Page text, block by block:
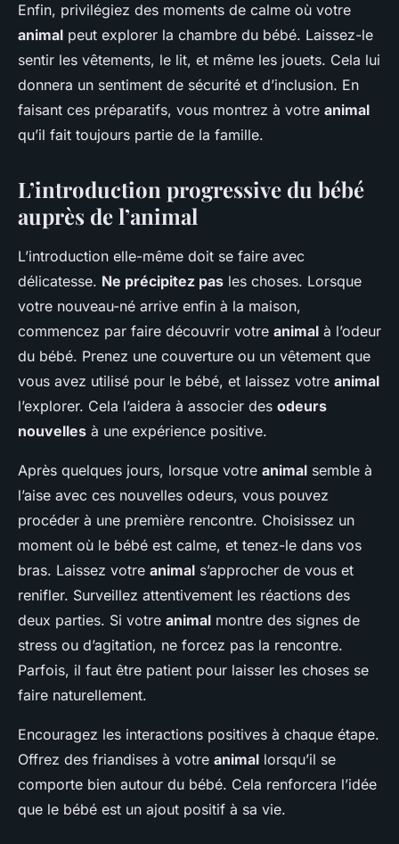
Enfin, privilégiez des moments de calme où votre
animal peut explorer la chambre du bébé. Laissez-le
sentir les vêtements, le lit, et même les jouets. Cela lui
donnera un sentiment de sécurité et d’inclusion. En
faisant ces préparatifs, vous montrez à votre animal
qu’il fait toujours partie de la famille.
L’introduction progressive du bébé
auprès de l’animal
L’introduction elle-même doit se faire avec
délicatesse. Ne précipitez pas les choses. Lorsque
votre nouveau-né arrive enfin à la maison,
commencez par faire découvrir votre animal à l’odeur
du bébé. Prenez une couverture ou un vêtement que
vous avez utilisé pour le bébé, et laissez votre animal
l’explorer. Cela l’aidera à associer des odeurs
nouvelles à une expérience positive.
Après quelques jours, lorsque votre animal semble à
l’aise avec ces nouvelles odeurs, vous pouvez
procéder à une première rencontre. Choisissez un
moment où le bébé est calme, et tenez-le dans vos
bras. Laissez votre animal s’approcher de vous et
renifler. Surveillez attentivement les réactions des
deux parties. Si votre animal montre des signes de
stress ou d’agitation, ne forcez pas la rencontre.
Parfois, il faut être patient pour laisser les choses se
faire naturellement.
Encouragez les interactions positives à chaque étape.
Offrez des friandises à votre animal lorsqu’il se
comporte bien autour du bébé. Cela renforcera l’idée
que le bébé est un ajout positif à sa vie.